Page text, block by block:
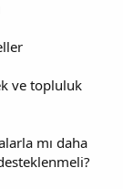
ve topluluk
mı daha